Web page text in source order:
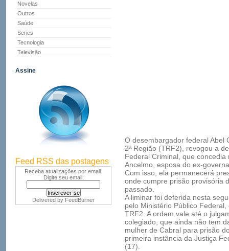
Novelas
Outros
Saúde
Series
Tecnologia
Televisão
Assine
Feed RSS das postagens
Receba atualizações por email.
Digite seu email:
Delivered by FeedBurner
O desembargador federal Abel
2ª Região (TRF2), revogou a
Federal Criminal, que
Ancelmo, esposa do ex-
Com isso, ela permanecerá
onde cumpre prisão provisória
passado.
A liminar foi deferida nesta
pelo Ministério Público
TRF2. A ordem vale até o
colegiado, que ainda não tem
mulher de Cabral para prisão
primeira instância da Justiça
(17).